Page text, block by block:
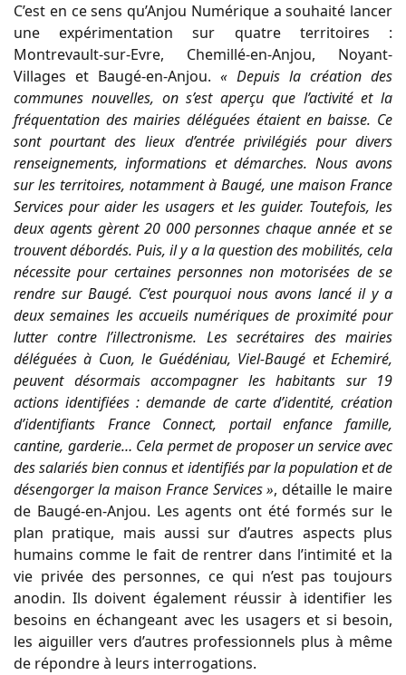
C’est en ce sens qu’Anjou Numérique a souhaité lancer
une expérimentation sur quatre territoires :
Montrevault-sur-Evre, Chemillé-en-Anjou, Noyant-
Villages et Baugé-en-Anjou. « Depuis la création des
communes nouvelles, on s’est aperçu que l’activité et la
fréquentation des mairies déléguées étaient en baisse. Ce
sont pourtant des lieux d’entrée privilégiés pour divers
renseignements, informations et démarches. Nous avons
sur les territoires, notamment à Baugé, une maison France
Services pour aider les usagers et les guider. Toutefois, les
deux agents gèrent 20 000 personnes chaque année et se
trouvent débordés. Puis, il y a la question des mobilités, cela
nécessite pour certaines personnes non motorisées de se
rendre sur Baugé. C’est pourquoi nous avons lancé il y a
deux semaines les accueils numériques de proximité pour
lutter contre l’illectronisme. Les secrétaires des mairies
déléguées à Cuon, le Guédéniau, Viel-Baugé et Echemiré,
peuvent désormais accompagner les habitants sur 19
actions identifiées : demande de carte d’identité, création
d’identifiants France Connect, portail enfance famille,
cantine, garderie… Cela permet de proposer un service avec
des salariés bien connus et identifiés par la population et de
désengorger la maison France Services », détaille le maire
de Baugé-en-Anjou. Les agents ont été formés sur le
plan pratique, mais aussi sur d’autres aspects plus
humains comme le fait de rentrer dans l’intimité et la
vie privée des personnes, ce qui n’est pas toujours
anodin. Ils doivent également réussir à identifier les
besoins en échangeant avec les usagers et si besoin,
les aiguiller vers d’autres professionnels plus à même
de répondre à leurs interrogations.